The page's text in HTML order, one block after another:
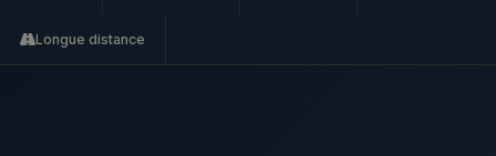
Longue distance